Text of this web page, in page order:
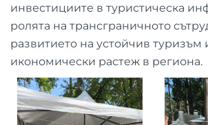
инвестициите в туристическа
ролята на трансграничното
развитието на устойчив туризъм
икономически растеж в региона.